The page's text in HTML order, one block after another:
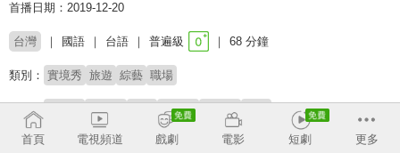
首播日期：2019-12-20
台灣 國語 台語 普遍級 68 分鐘
類別： 實境秀 旅遊 綜藝 職場
來賓： 李又汝 徐瑋吟 梁凱莉
主持： 浩角翔起
首頁 電視頻道 戲劇 電影 短劇 更多